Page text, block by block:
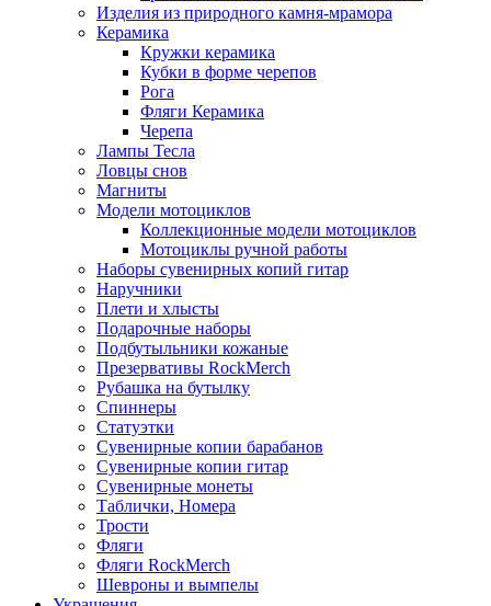
Изделия из природного камня-мрамора
Керамика
Кружки керамика
Кубки в форме черепов
Рога
Фляги Керамика
Черепа
Лампы Тесла
Ловцы снов
Магниты
Модели мотоциклов
Коллекционные модели мотоциклов
Мотоциклы ручной работы
Наборы сувенирных копий гитар
Наручники
Плети и хлысты
Подарочные наборы
Подбутыльники кожаные
Презервативы RockMerch
Рубашка на бутылку
Спиннеры
Статуэтки
Сувенирные копии барабанов
Сувенирные копии гитар
Сувенирные монеты
Таблички, Номера
Трости
Фляги
Фляги RockMerch
Шевроны и вымпелы